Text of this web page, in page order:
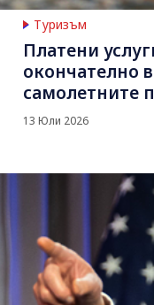
Туризъм
Платени
окончателно
самолетните
13 Юли 2026